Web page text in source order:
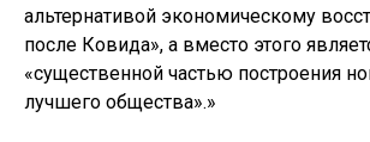
альтернативой экономическому
после Ковида», а вместо этого
«существенной частью построения
лучшего общества».»